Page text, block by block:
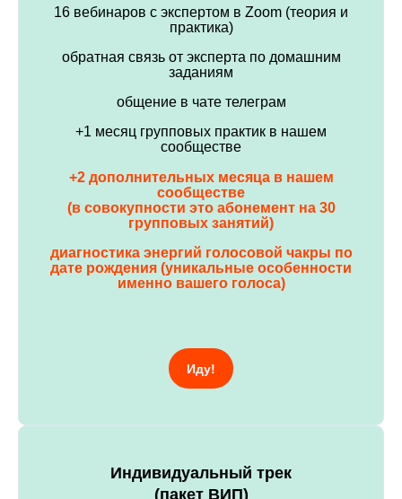
16 вебинаров с экспертом в Zoom (теория и
практика)
обратная связь от эксперта по домашним
заданиям
общение в чате телеграм
+1 месяц групповых практик в нашем
сообществе
+2 дополнительных месяца в нашем
сообществе
(в совокупности это абонемент на 30
групповых занятий)
диагностика энергий голосовой чакры по
дате рождения (уникальные особенности
именно вашего голоса)
Иду!
Индивидуальный трек
(пакет ВИП)